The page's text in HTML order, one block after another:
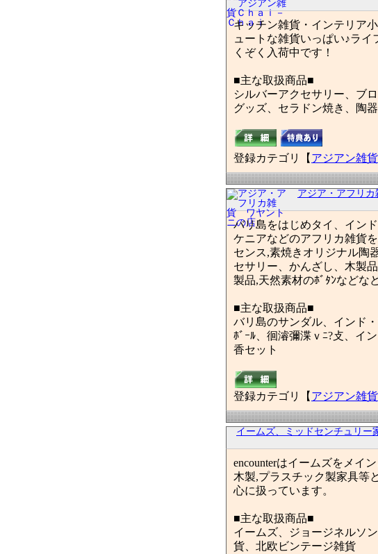
キッチン雑貨・インテリア
ュートな雑貨いっぱい♪ラ
くぞく入荷中です！
■主な取扱商品■
シルバーアクセサリー、ブ
グッズ、セラドン焼き、陶
登録カテゴリ【 アジアン雑貨
アジア・アフリ
バリ島をはじめタイ、イン
ケニアなどのアフリカ雑貨
センス,素焼きオリジナル陶
セサリー、かんざし、木製
製品,天然素材のﾎﾞﾀﾝなどな
■主な取扱商品■
バリ島のサンダル、インド
ﾎﾞｰﾙ、徊濬彌渫ｖﾆ?攴、イ
香セット
登録カテゴリ【 アジアン雑貨
イームズ、ミッドセンチュリー
encounterはイームズをメイ
木製,プラスチック製家具等
心に扱っています。
■主な取扱商品■
イームズ、ジョージネルソ
貨、北欧ビンテージ雑貨